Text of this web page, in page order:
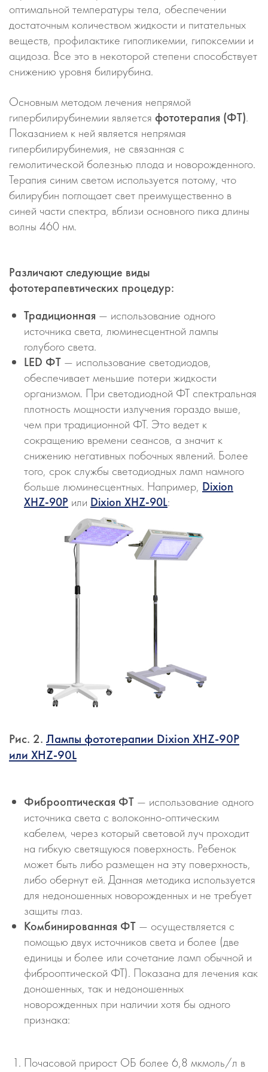
оптимальной температуры тела, обеспечении
достаточным количеством жидкости и питательных
веществ, профилактике гипогликемии, гипоксемии и
ацидоза. Все это в некоторой степени способствует
снижению уровня билирубина.
Основным методом лечения непрямой
гипербилирубинемии является фототерапия (ФТ).
Показанием к ней является непрямая
гипербилирубинемия, не связанная с
гемолитической болезнью плода и новорожденного.
Терапия синим светом используется потому, что
билирубин поглощает свет преимущественно в
синей части спектра, вблизи основного пика длины
волны 460 нм.
Различают следующие виды
фототерапевтических процедур:
Традиционная — использование одного
источника света, люминесцентной лампы
голубого света.
LED ФТ — использование светодиодов,
обеспечивает меньшие потери жидкости
организмом. При светодиодной ФТ спектральная
плотность мощности излучения гораздо выше,
чем при традиционной ФТ. Это ведет к
сокращению времени сеансов, а значит к
снижению негативных побочных явлений. Более
того, срок службы светодиодных ламп намного
больше люминесцентных. Например, Dixion
XHZ-90P или Dixion XHZ-90L:
Рис. 2. Лампы фототерапии Dixion XHZ-90P
или XHZ-90L
Фиброоптическая ФТ — использование одного
источника света с волоконно-оптическим
кабелем, через который световой луч проходит
на гибкую светящуюся поверхность. Ребенок
может быть либо размещен на эту поверхность,
либо обернут ей. Данная методика используется
для недоношенных новорожденных и не требует
защиты глаз.
Комбинированная ФТ — осуществляется с
помощью двух источников света и более (две
единицы и более или сочетание ламп обычной и
фиброоптической ФТ). Показана для лечения как
доношенных, так и недоношенных
новорожденных при наличии хотя бы одного
признака:
Почасовой прирост ОБ более 6,8 мкмоль/л в